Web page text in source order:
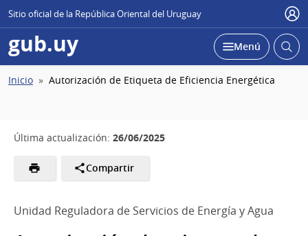
Sitio oficial de la República Oriental del Uruguay
gub.uy Desplegar
Menú Abrir
Ruta
Inicio Autorización de Etiqueta de Eficiencia Energética
Última actualización: 26/06/2025
Compartir
Unidad Reguladora de Servicios de Energía y Agua